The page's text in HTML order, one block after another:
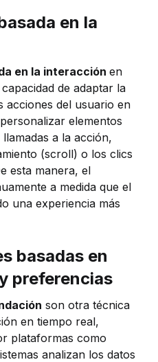
en la
en la interacciónen
de adaptar la
acciones del usuario en
elementos
a la acción,
(scroll) o los clics
esta manera, el
a medida que el
una experiencia más
basadas en
preferencias
son otra técnica
en tiempo real,
plataformas como
analizan los datos